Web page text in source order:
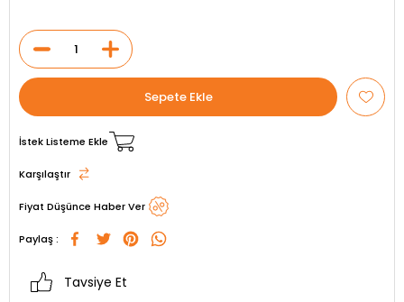
İstek Listeme Ekle
Karşılaştır
Fiyat Düşünce Haber Ver
Paylaş :
Tavsiye Et